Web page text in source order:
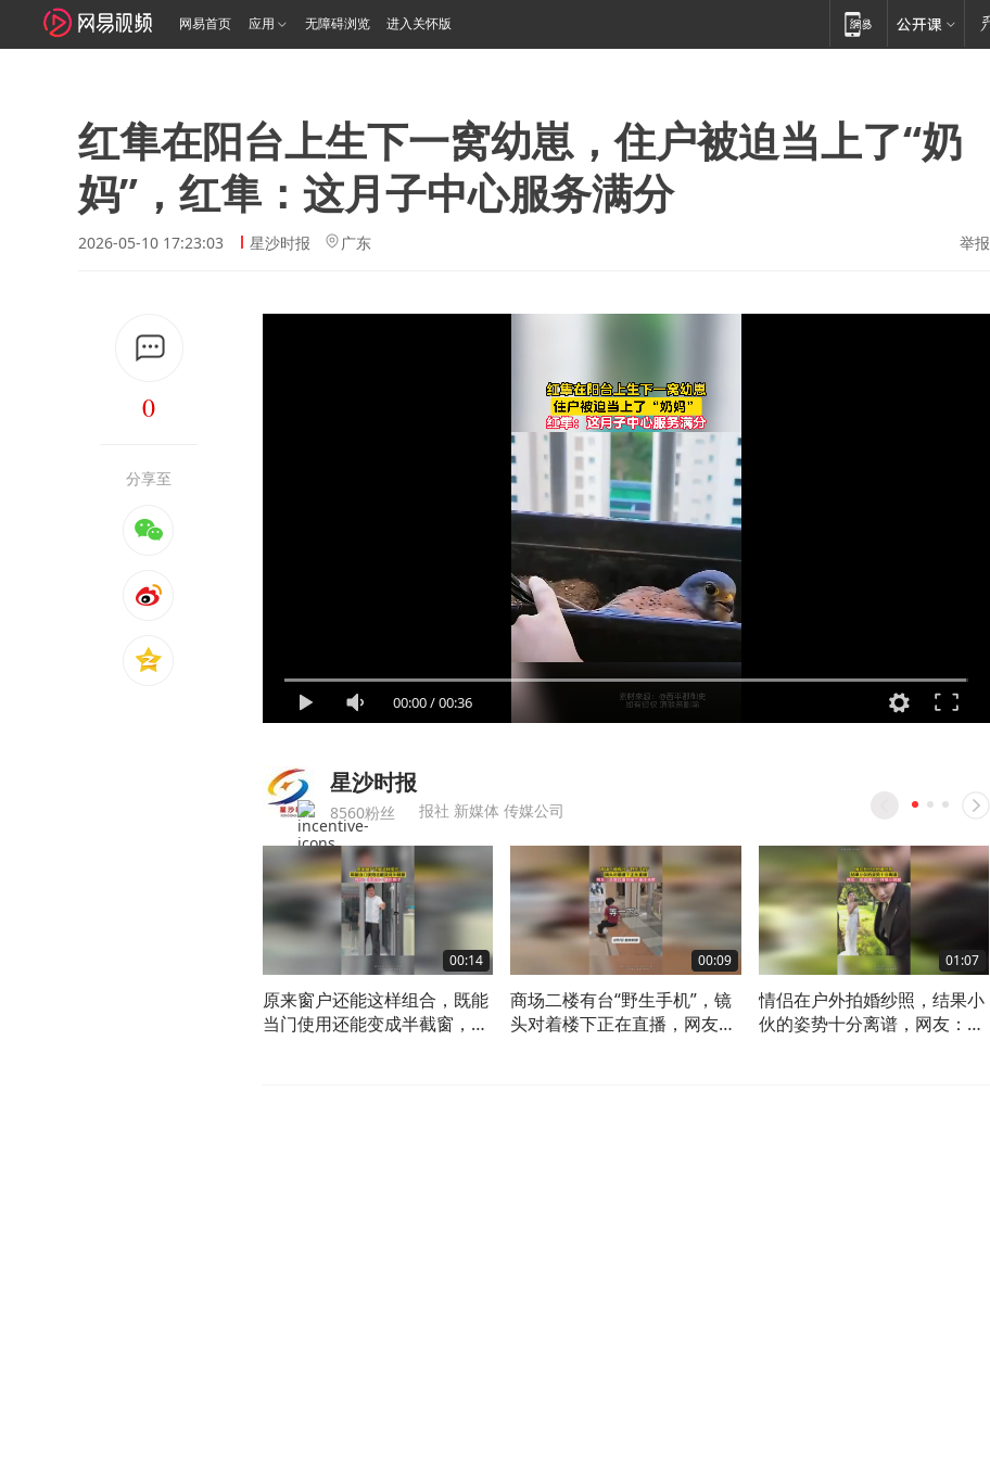
网易首页 应用 无障碍浏览 进入关怀版
红隼在阳台上生下一窝幼崽，住户被迫当上了“奶
妈”，红隼：这月子中心服务满分
2026-05-10 17:23:03 星沙时报 广东 举报
0
分享至
00:00/00:36
星沙时报
8560粉丝 报社 新媒体 传媒公司
00:14
原来窗户还能这样组合，既能
当门使用还能变成半截窗，网
00:09
商场二楼有台“野生手机”，镜
头对着楼下正在直播，网友：
01:07
情侣在户外拍婚纱照，结果小
伙的姿势十分离谱，网友：他